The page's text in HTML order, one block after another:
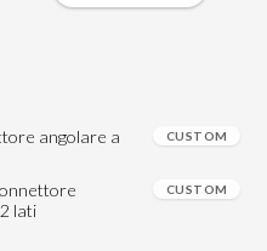
angolare a
CUSTOM
lati
CUSTOM